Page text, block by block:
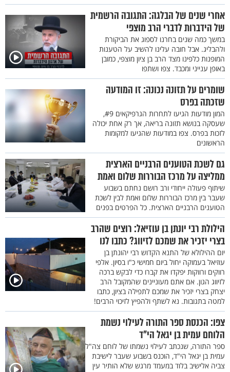
אחרי שנים של הבלגה: התגובה הרשמית
של הידברות לדברי הרב מוצפי
במשך כמה שנים בחרנו לספוג את הביקורת
ולהבליג. אבל חובה עלינו להשיב על הטענות
המופנות כלפינו מצד הרב בן ציון מוצפי, כמובן
באופן ענייני ומכבד. צפו ושתפו
שומרים על תזונה נכונה: זו המודעה
שזכתה בפרס
המון מודעות הגיעו לתחרות הגרפיקאים #9,
שעסקה בנושא תזונה בריאה, אך רק אחת יכולה
לזכות בפרס. צפו במודעות שהגיעו למקומות
הראשונים
גם לשכת הטוענים הרבניים הארצית
ממליצה על מרכז הבוררות שלום ואמת
שיתוף פעולה ייחודי ורב רושם נחתם בשבוע
שעבר בין מרכז הבוררות שלום ואמת לבין לשכת
הטוענים הרבניים הארצית. כל הפרטים בפנים
הילולת רבי יונתן בן עוזיאל: רוצים שהרב
בצרי יזכיר את שמכם לזיווג? כתבו לנו
יום ההילולא של התנא הקדוש רבי יהונתן בן
עוזיאל בעמוקה יחול ביום חמישי כ"ו בסיון. אלפי
רווקים ורווקות יפקדו את קברו כדי לבקש ברכה
לזיווג הגון. אם אתם מעוניינים שהמקובל הרב
יצחק בצרי יזכיר את שמכם לתפילה בציון, כתבו
למטה בתגובות. נא לשתף ולהפיץ לזיכוי הרבים!
צפו: הכנסת ספר התורה לעילוי נשמת
הלוחם עמית בן יגאל הי"ד
ספר התורה, שנכתב לעילוי נשמתו של לוחם צה"ל
עמית בן יגאל הי"ד, הוכנס בשבוע שעבר לישיבת
צביה אלישיב בלוד במעמד מרגש שלא הותיר עין